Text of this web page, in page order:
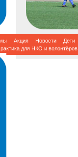
Акция Новости
Дети
для НКО и волонтёров